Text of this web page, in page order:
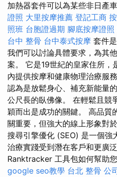
加熱器套件可以為某些非日產
證照 大里按摩推薦 登記工商
照班 台胞證過期 腳底按摩證照
台中 整骨 台中泰式按摩 套件
我們可以討論具體要求，為其
案。 它是19世紀的皇家住所，
內提供按摩和健康物理治療服
認為是放鬆身心、補充新能量
公尺長的臥佛像。 在輕鬆且競
穎而出是成功的關鍵。 高品質
關重要，但強大的線上形象對
搜尋引擎優化 (SEO) 是一個強
治療實踐受到潛在客戶和更廣
Ranktracker 工具包如何幫助
google seo教學 台北 整骨 公